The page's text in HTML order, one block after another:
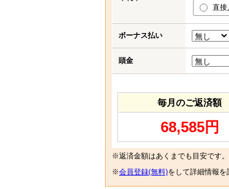
直
ボーナス払い
頭金
毎月のご返済額
68,585円
※返済金額はあくまでも目安です。
※会員登録(無料)をして詳細情報を